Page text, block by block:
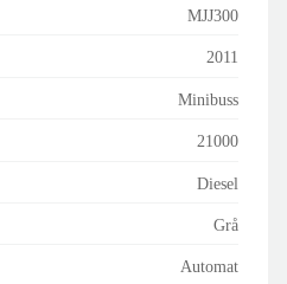
MJJ300
2011
Minibuss
21000
Diesel
Grå
Automat